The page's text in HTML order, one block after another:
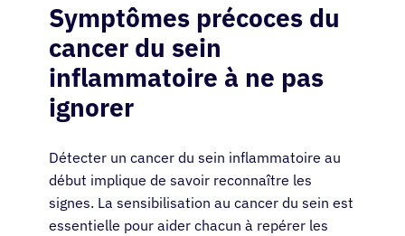
Symptômes précoces du
cancer du sein
inflammatoire à ne pas
ignorer
Détecter un cancer du sein inflammatoire au
début implique de savoir reconnaître les
signes. La sensibilisation au cancer du sein est
essentielle pour aider chacun à repérer les